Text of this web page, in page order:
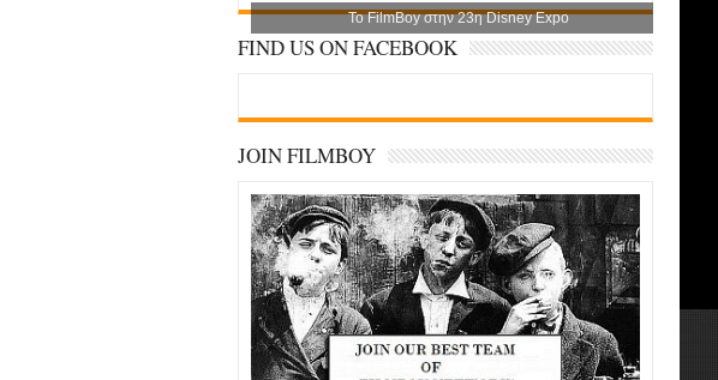
Το FilmBoy στην 23η Disney Expo
FIND US ON FACEBOOK
JOIN FILMBOY